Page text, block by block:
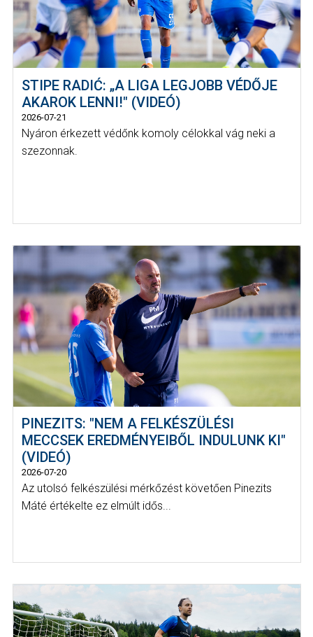
STIPE RADIĆ: „A LIGA LEGJOBB VÉDŐJE
AKAROK LENNI!" (VIDEÓ)
2026-07-21
Nyáron érkezett védőnk komoly célokkal vág neki a
szezonnak.
PINEZITS: "NEM A FELKÉSZÜLÉSI
MECCSEK EREDMÉNYEIBŐL INDULUNK KI"
(VIDEÓ)
2026-07-20
Az utolsó felkészülési mérkőzést követően Pinezits
Máté értékelte ez elmúlt idős...